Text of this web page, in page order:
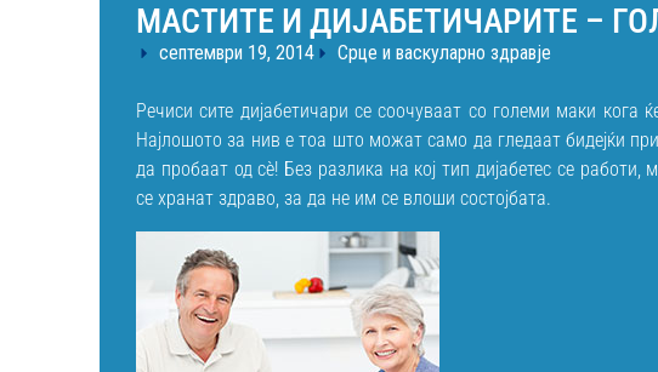
МАСТИТЕ И ДИЈАБЕТИЧАРИТЕ –
септември 19, 2014 Срце и васкуларно здравје
Речиси сите дијабетичари се соочуваат со големи маки кога
Најлошото за нив е тоа што можат само да гледаат бидејќи
да пробаат од сè! Без разлика на кој тип дијабетес се
се хранат здраво, за да не им се влоши состојбата.